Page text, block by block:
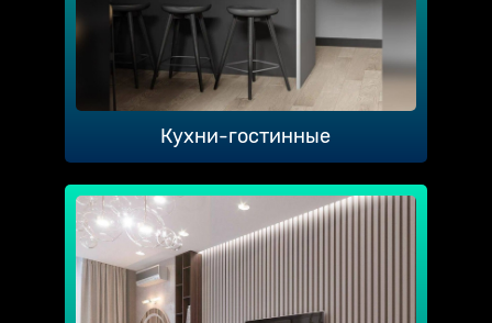
Кухни-гостинные